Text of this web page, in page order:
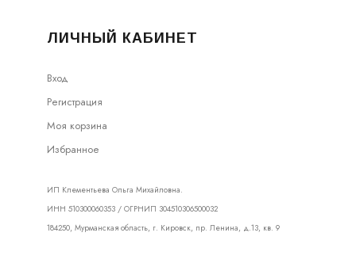
ЛИЧНЫЙ КАБИНЕТ
Вход
Регистрация
Моя корзина
Избранное
ИП Клементьева Ольга Михайловна.
ИНН 510300060353 / ОГРНИП 304510306500032
184250, Мурманская область, г. Кировск, пр. Ленина, д.13, кв. 9